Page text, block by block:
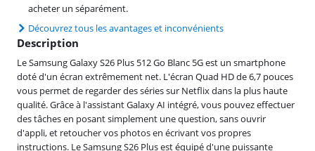
acheter un séparément.
Découvrez tous les avantages et inconvénients
Description
Le Samsung Galaxy S26 Plus 512 Go Blanc 5G est un smartphone
doté d'un écran extrêmement net. L'écran Quad HD de 6,7 pouces
vous permet de regarder des séries sur Netflix dans la plus haute
qualité. Grâce à l'assistant Galaxy AI intégré, vous pouvez effectuer
des tâches en posant simplement une question, sans ouvrir
d'appli, et retoucher vos photos en écrivant vos propres
instructions. Le Samsung S26 Plus est équipé d'une puissante